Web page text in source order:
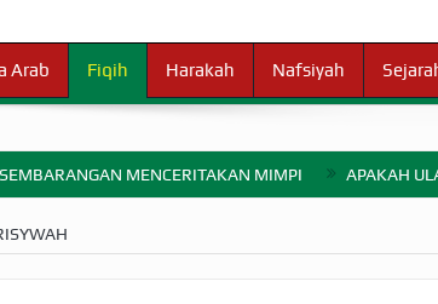
Arab Fiqih Harakah Nafsiyah
MENCERITAKAN MIMPI APAKAH